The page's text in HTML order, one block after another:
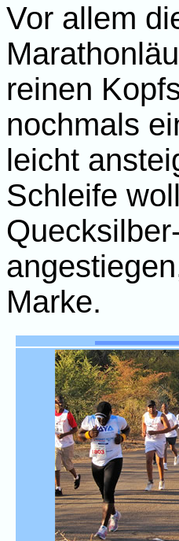
Vor allem
reinen
nochmals
leicht
Schleife
Marke.